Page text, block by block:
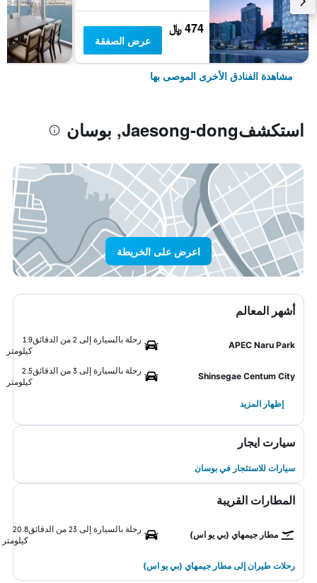
474 ﷼
عرض الصفقة
مشاهدة الفنادق الأخرى الموصى بها
استكشفJaesong-dong, بوسان
اعرض على الخريطة
أشهر المعالم
APEC Naru Park
رحلة بالسيارة إلى 2 من الدقائق
1.9
كيلومتر
Shinsegae Centum City
رحلة بالسيارة إلى 3 من الدقائق
2.5
كيلومتر
إظهار المزيد
سيارت ايجار
سيارات للاستئجار في بوسان
المطارات القريبة
مطار جيمهاي (بي يو اس)
رحلة بالسيارة إلى 23 من الدقائق
20.8
كيلومتر
رحلات طيران إلى مطار جيمهاي (بي يو اس)